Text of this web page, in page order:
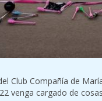
Club Compañía de
venga cargado de